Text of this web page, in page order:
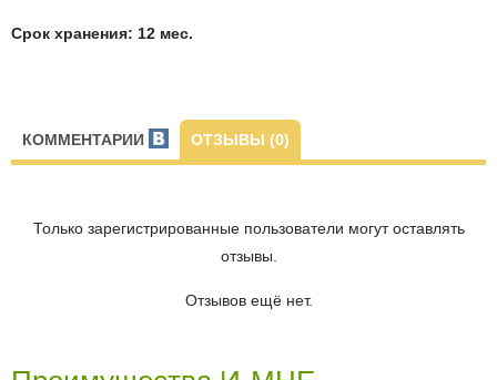
Срок хранения: 12 мес.
КОММЕНТАРИИ ОТЗЫВЫ (0)
Только зарегистрированные пользователи могут оставлять
отзывы.
Отзывов ещё нет.